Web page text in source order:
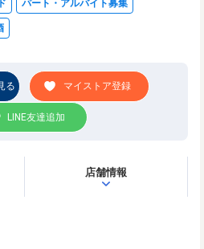
パート・アルバイト募集
る マイストア登録
LINE友達追加
店舗情報